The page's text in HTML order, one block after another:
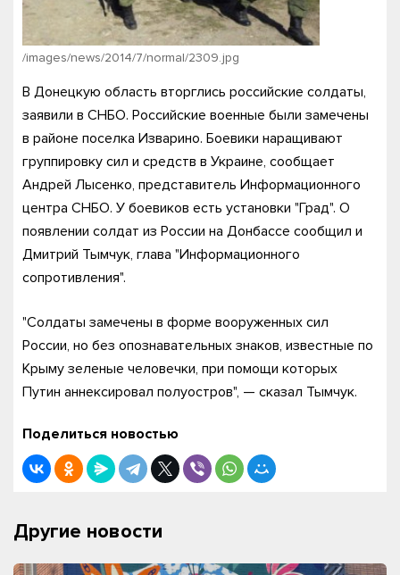
/images/news/2014/7/normal/2309.jpg
В Донецкую область вторглись российские солдаты,
заявили в СНБО. Российские военные были замечены
в районе поселка Изварино. Боевики наращивают
группировку сил и средств в Украине, сообщает
Андрей Лысенко, представитель Информационного
центра СНБО. У боевиков есть установки "Град". О
появлении солдат из России на Донбассе сообщил и
Дмитрий Тымчук, глава "Информационного
сопротивления".
"Солдаты замечены в форме вооруженных сил
России, но без опознавательных знаков, известные по
Крыму зеленые человечки, при помощи которых
Путин аннексировал полуостров", — сказал Тымчук.
Поделиться новостью
Другие новости